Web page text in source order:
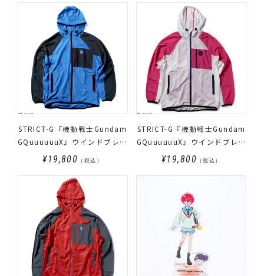
STRICT-G『機動戦士Gundam
GQuuuuuuX』ウインドブレー
カー GQuuuuuuX
¥19,800 （税込）
STRICT-G『機動戦士Gundam
GQuuuuuuX』ウインドブレー
カー アマテ・ユズリハ(マチ
¥19,800 （税込）